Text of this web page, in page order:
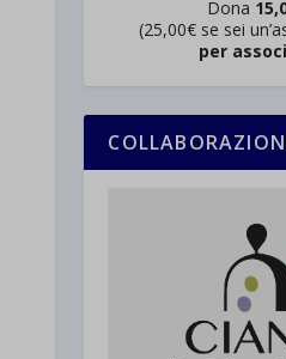
Dona
(25,00€ se sei
per